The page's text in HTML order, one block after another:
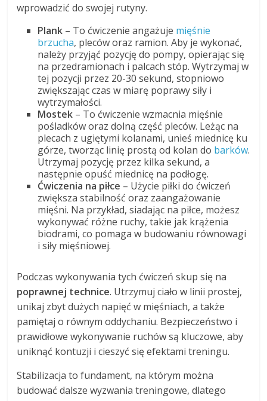
wprowadzić do swojej rutyny.
Plank – To ćwiczenie angażuje mięśnie
brzucha, pleców oraz ramion. Aby je wykonać,
należy przyjąć pozycję do pompy, opierając się
na przedramionach i palcach stóp. Wytrzymaj w
tej pozycji przez 20-30 sekund, stopniowo
zwiększając czas w miarę poprawy siły i
wytrzymałości.
Mostek – To ćwiczenie wzmacnia mięśnie
pośladków oraz dolną część pleców. Leżąc na
plecach z ugiętymi kolanami, unieś miednicę ku
górze, tworząc linię prostą od kolan do barków.
Utrzymaj pozycję przez kilka sekund, a
następnie opuść miednicę na podłogę.
Ćwiczenia na piłce – Użycie piłki do ćwiczeń
zwiększa stabilność oraz zaangażowanie
mięśni. Na przykład, siadając na piłce, możesz
wykonywać różne ruchy, takie jak krążenia
biodrami, co pomaga w budowaniu równowagi
i siły mięśniowej.
Podczas wykonywania tych ćwiczeń skup się na
poprawnej technice. Utrzymuj ciało w linii prostej,
unikaj zbyt dużych napięć w mięśniach, a także
pamiętaj o równym oddychaniu. Bezpieczeństwo i
prawidłowe wykonywanie ruchów są kluczowe, aby
uniknąć kontuzji i cieszyć się efektami treningu.
Stabilizacja to fundament, na którym można
budować dalsze wyzwania treningowe, dlatego